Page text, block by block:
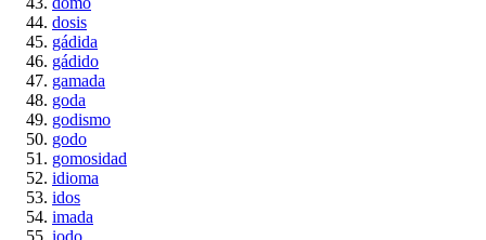
dosis
gádida
gádido
gamada
goda
godismo
godo
gomosidad
idioma
idos
imada
iodo